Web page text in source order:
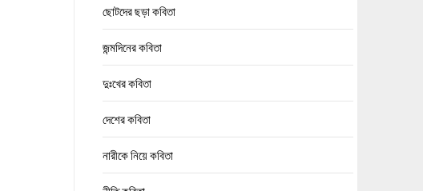
ছোটদের ছড়া কবিতা
জন্মদিনের কবিতা
দুঃখের কবিতা
দেশের কবিতা
নারীকে নিয়ে কবিতা